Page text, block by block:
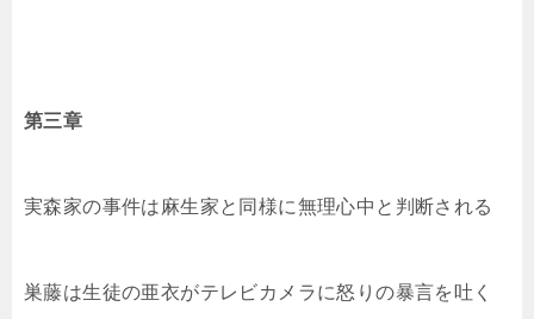
第三章
実森家の事件は麻生家と同様に無理心中と判断される
巣藤は生徒の亜衣がテレビカメラに怒りの暴言を吐く